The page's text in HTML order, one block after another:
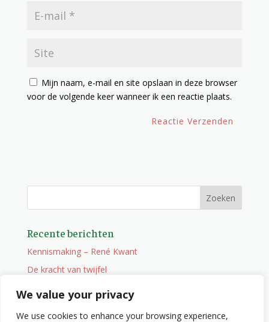
We value your privacy
We use cookies to enhance your browsing experience,
Mijn naam, e-mail en site opslaan in deze browser
voor de volgende keer wanneer ik een reactie plaats.
Recente berichten
Kennismaking – René Kwant
De kracht van twijfel
Onderweg